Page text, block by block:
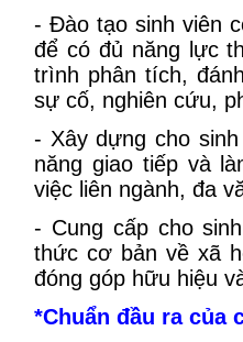
- Đào tạo sinh viên
để có đủ năng lực
trình phân tích,
sự cố, nghiên cứu,
- Xây dựng cho
năng giao tiếp và
việc liên ngành, đa
- Cung cấp cho
thức cơ bản về xã
đóng góp hữu hiệu
*Chuẩn đầu ra của